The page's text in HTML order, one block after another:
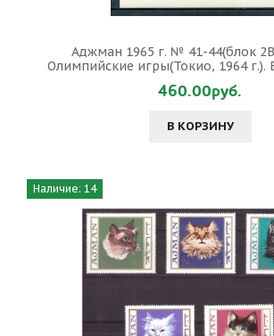
Аджман 1965 г. № 41-44(блок
Олимпийские игры(Токио, 1964 г.).
460.00руб.
В КОРЗИНУ
Наличие: 14